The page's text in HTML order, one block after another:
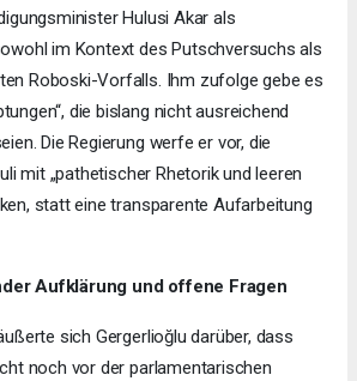
Hulusi Akar als
im Kontext des Putschversuchs als
Roboski-Vorfalls. Ihm zufolge gebe es
die bislang nicht ausreichend
Die Regierung werfe er vor, die
mit „pathetischer Rhetorik und leeren
statt eine transparente Aufarbeitung
Aufklärung und offene Fragen
sich Gergerlioğlu darüber, dass
noch vor der parlamentarischen